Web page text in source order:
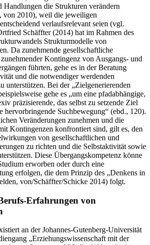
Handlungen die Strukturen verändern
von 2010), weil die jeweiligen
verlaufsrelevant seien (vgl.
Schäffter (2014) hat im Rahmen des
Strukturmodelle von
Da zunehmende gesellschaftliche
Kontingenz von Ausgangs- und
führten, gehe es in der Beratung
und die notwendiger werdenden
unterstützen. Bei der „Zielgenerierenden
gehe es „um eine pfadabhängige,
präzisierende, das selbst zu setzende Ziel
hervorbringende Suchbewegung“ (ebd., 120).
Veränderungen zunehmen und die
Kontingenzen konfrontiert sind, gilt es, den
von gesellschaftlichen und
zu richten und die Selbstaktivität sowie
Diese Übergangskompetenz könne
erworben oder durch eine
erfolgen, die dem Prinzip des „Denkens in
von/Schäffter/Schicke 2014) folgt.
Erfahrungen von
an der Johannes-Gutenberg-Universität
„Erziehungswissenschaft mit der